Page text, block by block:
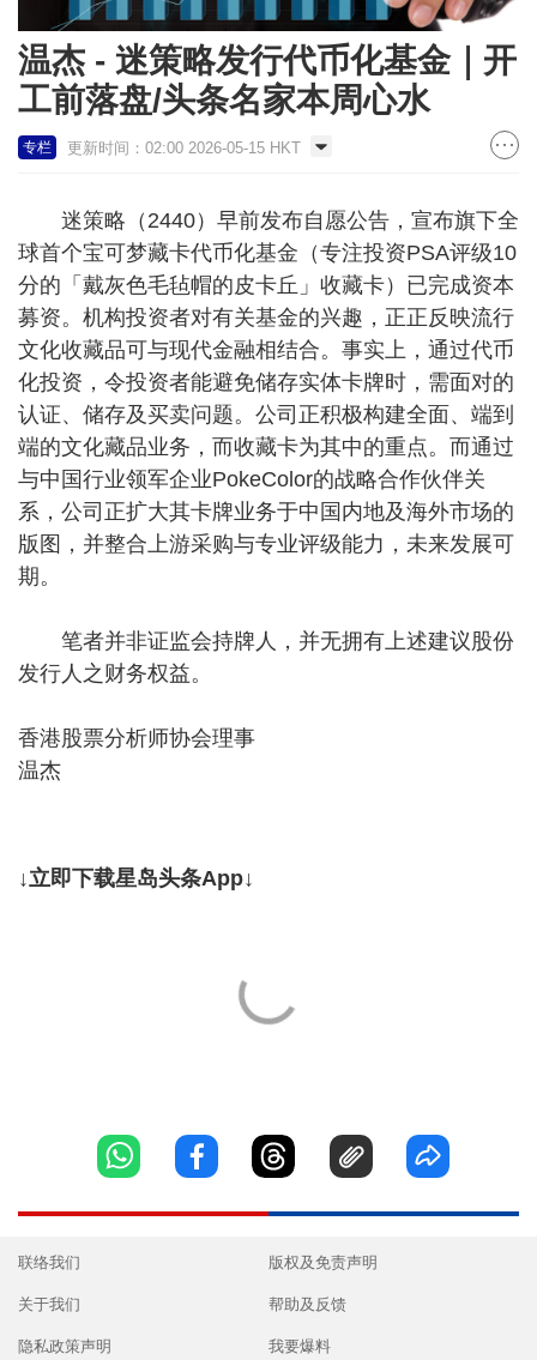
温杰 - 迷策略发行代币化基金｜开
工前落盘/头条名家本周心水
专栏 更新时间：02:00 2026-05-15 HKT
迷策略（2440）早前发布自愿公告，宣布旗下全
球首个宝可梦藏卡代币化基金（专注投资PSA评级10
分的「戴灰色毛毡帽的皮卡丘」收藏卡）已完成资本
募资。机构投资者对有关基金的兴趣，正正反映流行
文化收藏品可与现代金融相结合。事实上，通过代币
化投资，令投资者能避免储存实体卡牌时，需面对的
认证、储存及买卖问题。公司正积极构建全面、端到
端的文化藏品业务，而收藏卡为其中的重点。而通过
与中国行业领军企业PokeColor的战略合作伙伴关
系，公司正扩大其卡牌业务于中国内地及海外市场的
版图，并整合上游采购与专业评级能力，未来发展可
期。
笔者并非证监会持牌人，并无拥有上述建议股份
发行人之财务权益。
香港股票分析师协会理事
温杰
↓立即下载星岛头条App↓
联络我们
关于我们
隐私政策声明
版权及免责声明
帮助及反馈
我要爆料